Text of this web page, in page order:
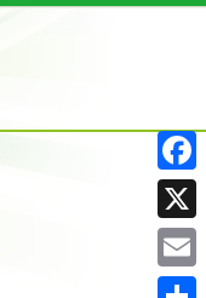
X
Email